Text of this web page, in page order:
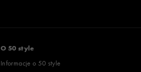
O 50 style
Informacje o 50 style